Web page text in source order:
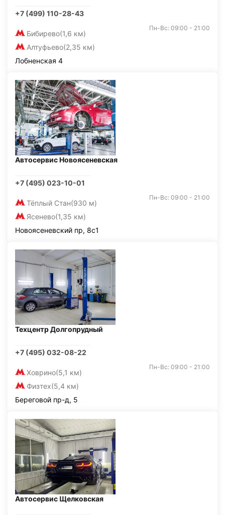
+7 (499) 110-28-43
Бибирево(1,6 км)
Алтуфьево(2,35 км)
Пн-Вс: 09:00 - 21:00
Лобненская 4
Автосервис Новоясеневская
+7 (495) 023-10-01
Тёплый Стан(930 м)
Ясенево(1,35 км)
Пн-Вс: 09:00 - 21:00
Новоясеневский пр, 8с1
Техцентр Долгопрудный
+7 (495) 032-08-22
Ховрино(5,1 км)
Физтех(5,4 км)
Пн-Вс: 09:00 - 21:00
Береговой пр-д, 5
Автосервис Щелковская